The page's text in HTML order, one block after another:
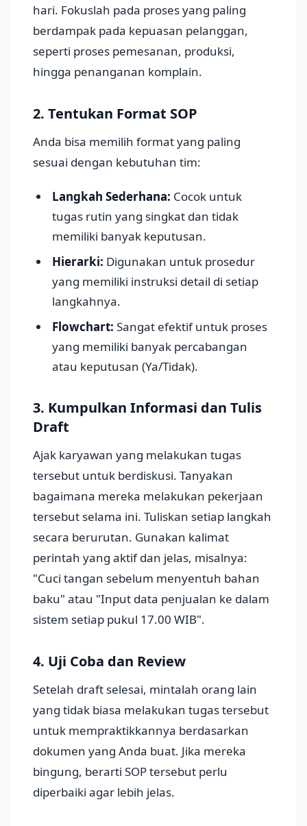
hari. Fokuslah pada proses yang paling
berdampak pada kepuasan pelanggan,
seperti proses pemesanan, produksi,
hingga penanganan komplain.
2. Tentukan Format SOP
Anda bisa memilih format yang paling
sesuai dengan kebutuhan tim:
Langkah Sederhana: Cocok untuk
tugas rutin yang singkat dan tidak
memiliki banyak keputusan.
Hierarki: Digunakan untuk prosedur
yang memiliki instruksi detail di setiap
langkahnya.
Flowchart: Sangat efektif untuk proses
yang memiliki banyak percabangan
atau keputusan (Ya/Tidak).
3. Kumpulkan Informasi dan Tulis
Draft
Ajak karyawan yang melakukan tugas
tersebut untuk berdiskusi. Tanyakan
bagaimana mereka melakukan pekerjaan
tersebut selama ini. Tuliskan setiap langkah
secara berurutan. Gunakan kalimat
perintah yang aktif dan jelas, misalnya:
"Cuci tangan sebelum menyentuh bahan
baku" atau "Input data penjualan ke dalam
sistem setiap pukul 17.00 WIB".
4. Uji Coba dan Review
Setelah draft selesai, mintalah orang lain
yang tidak biasa melakukan tugas tersebut
untuk mempraktikkannya berdasarkan
dokumen yang Anda buat. Jika mereka
bingung, berarti SOP tersebut perlu
diperbaiki agar lebih jelas.